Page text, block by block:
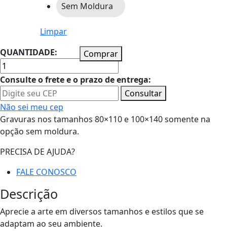
Sem Moldura
Limpar
QUANTIDADE:
Comprar
Consulte o frete e o prazo de entrega:
Consultar
Não sei meu cep
Gravuras nos tamanhos 80×110 e 100×140 somente na
opção sem moldura.
PRECISA DE AJUDA?
FALE CONOSCO
Descrição
Aprecie a arte em diversos tamanhos e estilos que se
adaptam ao seu ambiente.